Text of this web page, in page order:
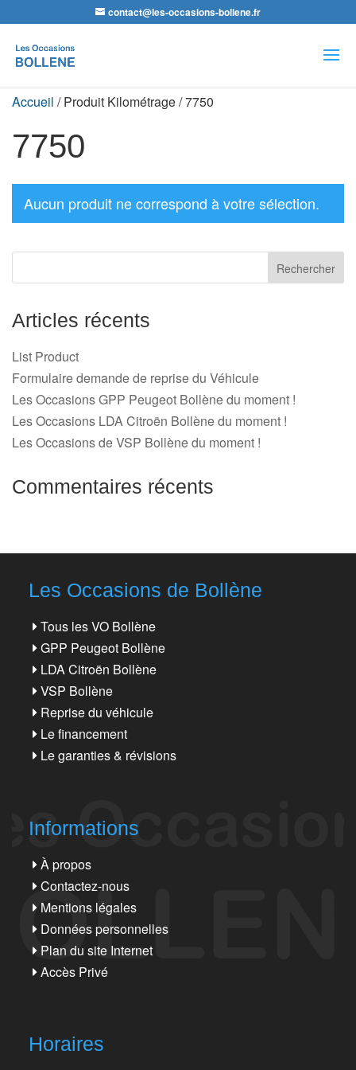
contact@les-occasions-bollene.fr
de
produits
Accueil / Produit Kilométrage / 7750
7750
Aucun produit ne correspond à votre sélection.
Articles récents
List Product
Formulaire demande de reprise du Véhicule
Les Occasions GPP Peugeot Bollène du moment !
Les Occasions LDA Citroën Bollène du moment !
Les Occasions de VSP Bollène du moment !
Commentaires récents
Les Occasions de Bollène
Tous les VO Bollène
GPP Peugeot Bollène
LDA Citroën Bollène
VSP Bollène
Reprise du véhicule
Le financement
Le garanties & révisions
Informations
À propos
Contactez-nous
Mentions légales
Données personnelles
Plan du site Internet
Accès Privé
Horaires